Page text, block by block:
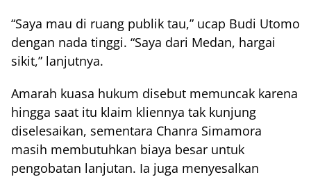
“Saya mau di ruang publik tau,” ucap Budi Utomo
dengan nada tinggi. “Saya dari Medan, hargai
sikit,” lanjutnya.
Amarah kuasa hukum disebut memuncak karena
hingga saat itu klaim kliennya tak kunjung
diselesaikan, sementara Chanra Simamora
masih membutuhkan biaya besar untuk
pengobatan lanjutan. Ia juga menyesalkan